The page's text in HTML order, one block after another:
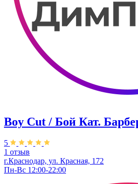
Boy Cut / Бой Кат.
5
1 отзыв
г.Краснодар, ул. ​Красная, 172
Пн-Вс 12:00-22:00